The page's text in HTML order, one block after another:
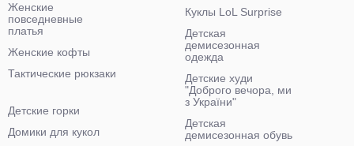
Женские
повседневные
платья
Женские кофты
Тактические рюкзаки
Куклы LoL Surprise
Детская
демисезонная
одежда
Детские худи
"Доброго вечора, ми
з України"
Детская
демисезонная обувь
Детские горки
Домики для кукол